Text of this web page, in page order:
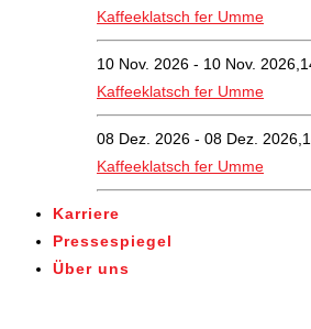
Kaffeeklatsch fer Umme
10 Nov. 2026 - 10 Nov.
Kaffeeklatsch fer Umme
08 Dez. 2026 - 08 Dez.
Kaffeeklatsch fer Umme
Karriere
Pressespiegel
Über uns